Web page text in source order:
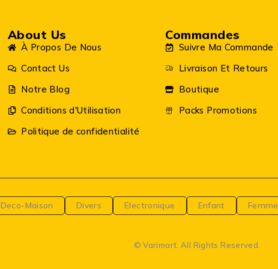
About Us
À Propos De Nous
Contact Us
Notre Blog
Conditions d'Utilisation
Politique de confidentialité
Commandes
Suivre Ma Commande
Livraison Et Retours
Boutique
Packs Promotions
Deco-Maison Divers Electronique Enfant Femme
© Varimart. All Rights Reserved.